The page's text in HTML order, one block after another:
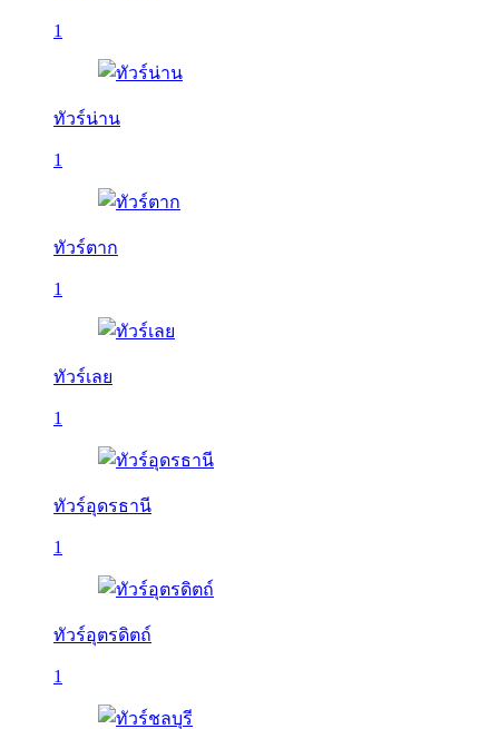
1
ทัวร์น่าน
1
ทัวร์ตาก
1
ทัวร์เลย
1
ทัวร์อุดรธานี
1
ทัวร์อุตรดิตถ์
1